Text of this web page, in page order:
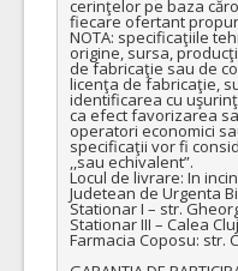
TVA:
925,00 - 3.700,00 Leu
6. Teci cateter pentru
COD CPV: 33111710-1
VALOAREA ESTIMATA FARA
TVA:
1.900,00 - 7.600,00 Leu
7. Dispozitiv de
cerinţelor pe baza
fiecare ofertant
NOTA: specificaţiile
origine, sursa,
de fabricaţie sau de
licenţa de fabricaţie,
identificarea cu
ca efect favorizarea
operatori economici
specificaţii vor fi
,,sau echivalent”.
Locul de livrare: In
Judetean de Urgenta
Stationar I – str.
Stationar III – Calea
Farmacia Coposu: str.